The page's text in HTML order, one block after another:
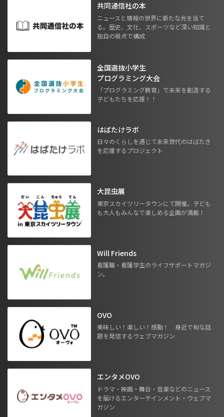
共同通信社の本
ニュースと情報の世界に新たな光を当て
る。歴史、文化、スポーツなど深い知識と
独自の視点で構成
全国選抜小学生
プログラミング大会
「プログラミング教育」で未来を創造する
子どもたちを応援！！
はばたけラボ
日々のくらしを通じて未来世代のはばたき
を応援するプロジェクト
大昆虫展
東京スカイツリータウンにて開催。子ども
も大人もみんなで楽しめる企画が満載！
Will Friends
看護職・看護学生のライフサポートマガジ
ン。
OVO
美味しい！楽しい！感動！ 身近で旬な話
題を発信するウェブマガジン
エンタメOVO
ドラマ・映画・舞台・音楽などのニュース
を届けるエンターテインメント・ウェブマ
ガジン